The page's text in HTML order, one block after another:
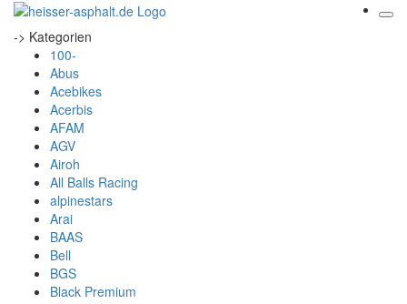
-> Kategorien
100-
Abus
Acebikes
Acerbis
AFAM
AGV
Airoh
All Balls Racing
alpinestars
Arai
BAAS
Bell
BGS
Black Premium